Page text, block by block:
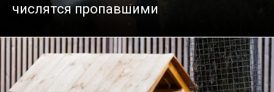
числятся пропавшими